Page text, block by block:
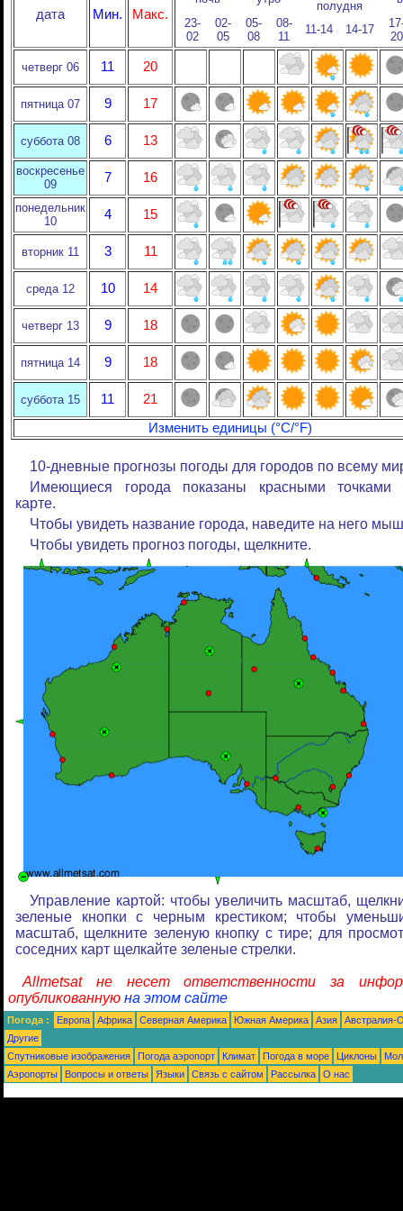
дата Мин. Макс.
полудня
23-
02
02-
05
05-
08
08-
11
11-14 14-17
20
четверг 06 11 20
пятница 07 9 17
суббота 08 6 13
воскресенье
09
7 16
понедельник
10
4 15
вторник 11 3 11
среда 12 10 14
четверг 13 9 18
пятница 14 9 18
суббота 15 11
21
Изменить единицы (°C/°F)
10-дневные прогнозы погоды для городов по всему
Имеющиеся города показаны красными точками
карте.
Чтобы увидеть название города, наведите на него
Чтобы увидеть прогноз погоды, щелкните.
Управление картой: чтобы увеличить масштаб,
зеленые кнопки с черным крестиком; чтобы
масштаб, щелкните зеленую кнопку с тире; для
соседних карт щелкайте зеленые стрелки.
Allmetsat не несет ответственности за
опубликованную на этом сайте
Погода : Европа Африка Северная Америка Южная Америка Азия
Австралия-
Другие
Спутниковые изображения
Погода аэропорт Климат Погода в море Циклоны
Аэропорты
Вопросы и ответы Языки Связь с сайтом Рассылка О нас